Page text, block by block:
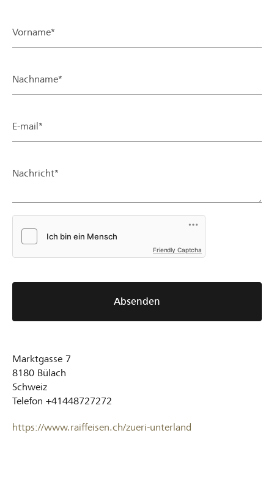
Vorname*
Nachname*
E-mail*
Nachricht*
Friendly Captcha
Absenden
Marktgasse 7
8180 Bülach
Schweiz
Telefon +41448727272
https://www.raiffeisen.ch/zueri-unterland